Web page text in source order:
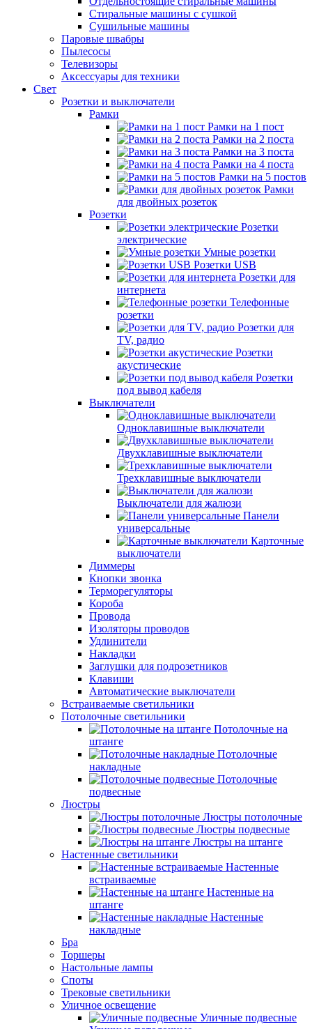
Стиральные машины с сушкой
Сушильные машины
Паровые швабры
Пылесосы
Телевизоры
Аксессуары для техники
Свет
Розетки и выключатели
Рамки
Рамки на 1 пост
Рамки на 2 поста
Рамки на 3 поста
Рамки на 4 поста
Рамки на 5 постов
Рамки
для двойных розеток
Розетки
Розетки
электрические
Умные розетки
Розетки USB
Розетки для
интернета
Телефонные
розетки
Розетки для
TV, радио
Розетки
акустические
Розетки
под вывод кабеля
Выключатели
Одноклавишные выключатели
Двухклавишные выключатели
Трехклавишные выключатели
Выключатели для жалюзи
Панели
универсальные
Карточные
выключатели
Диммеры
Кнопки звонка
Терморегуляторы
Короба
Провода
Изоляторы проводов
Удлинители
Накладки
Заглушки для подрозетников
Клавиши
Автоматические выключатели
Встраиваемые светильники
Потолочные светильники
Потолочные на
штанге
Потолочные
накладные
Потолочные
подвесные
Люстры
Люстры потолочные
Люстры подвесные
Люстры на штанге
Настенные светильники
Настенные
встраиваемые
Настенные на
штанге
Настенные
накладные
Бра
Торшеры
Настольные лампы
Споты
Трековые светильники
Уличное освещение
Уличные подвесные